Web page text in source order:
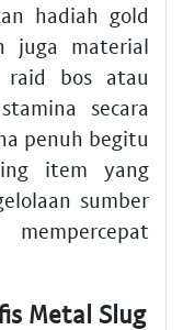
hadiah gold
juga material
bos atau
secara
penuh begitu
item yang
sumber
Metal Slug